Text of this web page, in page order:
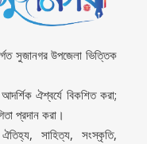
সুজানগর উপজেলা ভিত্তিক
ঐশ্বর্যে বিকশিত করা;
প্রদান করা।
সাহিত্য, সংস্কৃতি,